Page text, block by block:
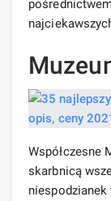
Współczesne
skarbnicą